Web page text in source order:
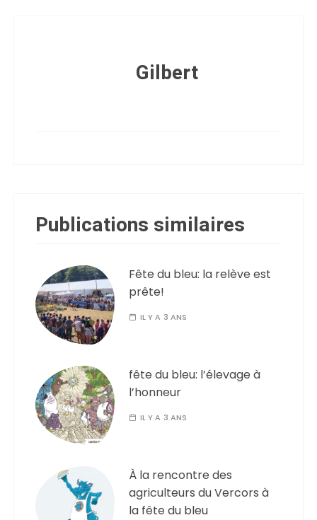
Gilbert
Publications similaires
Fête du bleu: la relève est
prête!
IL Y A 3 ANS
fête du bleu: l’élevage à
l’honneur
IL Y A 3 ANS
À la rencontre des
agriculteurs du Vercors à
la fête du bleu